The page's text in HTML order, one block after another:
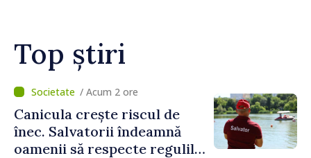
Top știri
/ Acum 6 minute
Incendiu de vegetație de
proporții în vestul Canadei:
peste 20.000 de oameni au